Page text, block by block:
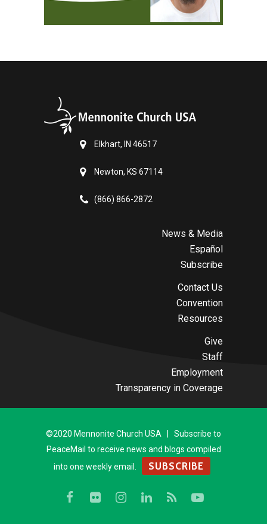
Elkhart, IN 46517
Newton, KS 67114
(866) 866-2872
News & Media
Español
Subscribe
Contact Us
Convention
Resources
Give
Staff
Employment
Transparency in Coverage
©2020 Mennonite Church USA | Subscribe to
PeaceMail to receive news and blogs compiled
into one weekly email.
SUBSCRIBE